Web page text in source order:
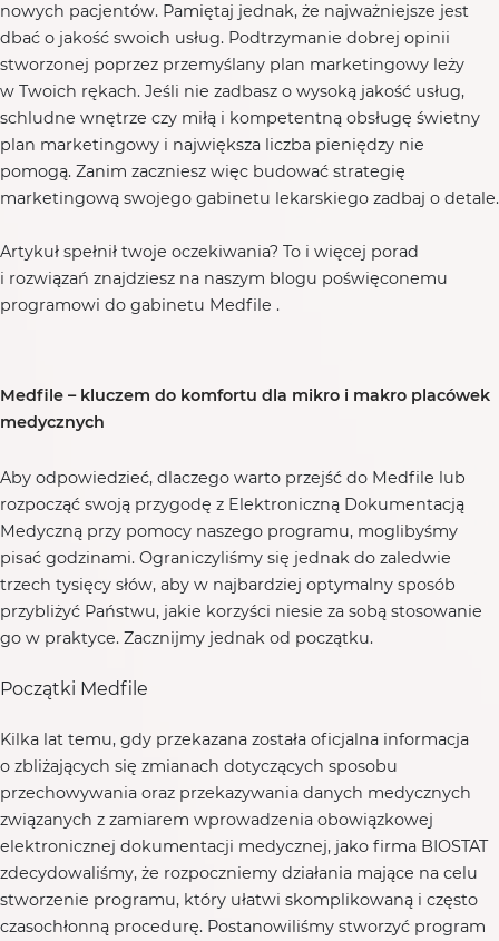
nowych pacjentów. Pamiętaj jednak, że najważniejsze jest
dbać o jakość swoich usług. Podtrzymanie dobrej opinii
stworzonej poprzez przemyślany plan marketingowy leży
w Twoich rękach. Jeśli nie zadbasz o wysoką jakość usług,
schludne wnętrze czy miłą i kompetentną obsługę świetny
plan marketingowy i największa liczba pieniędzy nie
pomogą. Zanim zaczniesz więc budować strategię
marketingową swojego gabinetu lekarskiego zadbaj o detale.
Artykuł spełnił twoje oczekiwania? To i więcej porad
i rozwiązań znajdziesz na naszym blogu poświęconemu
programowi do gabinetu Medfile .
Medfile – kluczem do komfortu dla mikro i makro placówek
medycznych
Aby odpowiedzieć, dlaczego warto przejść do Medfile lub
rozpocząć swoją przygodę z Elektroniczną Dokumentacją
Medyczną przy pomocy naszego programu, moglibyśmy
pisać godzinami. Ograniczyliśmy się jednak do zaledwie
trzech tysięcy słów, aby w najbardziej optymalny sposób
przybliżyć Państwu, jakie korzyści niesie za sobą stosowanie
go w praktyce. Zacznijmy jednak od początku.
Początki Medfile
Kilka lat temu, gdy przekazana została oficjalna informacja
o zbliżających się zmianach dotyczących sposobu
przechowywania oraz przekazywania danych medycznych
związanych z zamiarem wprowadzenia obowiązkowej
elektronicznej dokumentacji medycznej, jako firma BIOSTAT
zdecydowaliśmy, że rozpoczniemy działania mające na celu
stworzenie programu, który ułatwi skomplikowaną i często
czasochłonną procedurę. Postanowiliśmy stworzyć program